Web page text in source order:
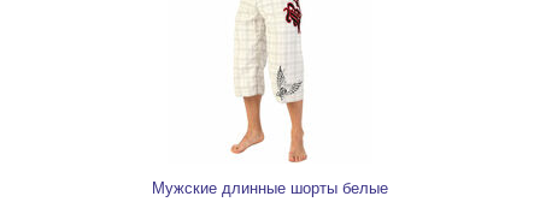
Мужские длинные шорты белые